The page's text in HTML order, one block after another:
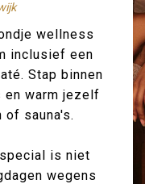
wellness
inclusief een
Stap binnen
en warm jezelf
of sauna's.
special is niet
wegens